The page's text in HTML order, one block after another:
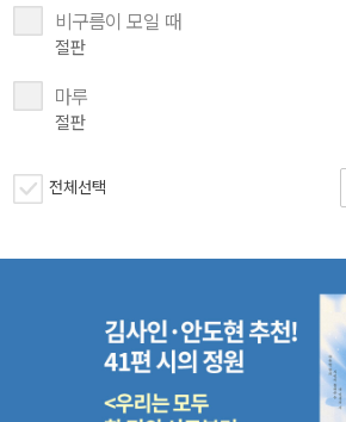
비구름이 모일 때
절판
마루
절판
전체선택